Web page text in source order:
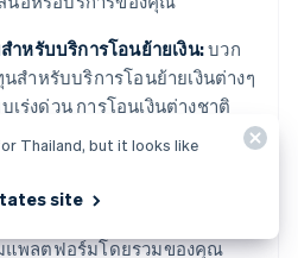
ำหรับบริการโอนย้ายเงิน:บวก
สำหรับบริการโอนย้ายเงินต่างๆ
เร่งด่วน การโอนเงินต่างชาติ
ฯลฯ)
ายได้จากฟีเจอร์และบริการ
แพลตฟอร์มโดยรวมของคุณ
Thailand, but it looks like
site